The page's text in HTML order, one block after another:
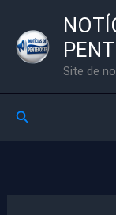
para
Site de
Pesquisar